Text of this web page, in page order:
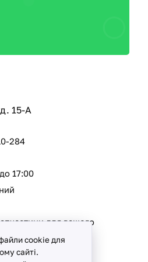
15-А
284
17:00
для вашого
cookie для
сайті.